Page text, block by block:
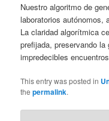
Nuestro algoritmo de
laboratorios autónomos,
La claridad algorítmica
prefijada, preservando
impredecibles
This entry was posted in
thepermalink.